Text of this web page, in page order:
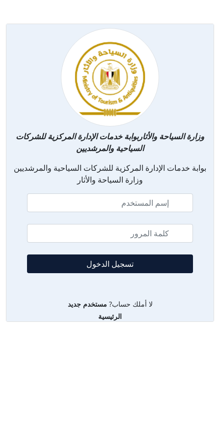
وزارة السياحة والأثاربوابة خدمات الإدارة المركزية للشركات
السياحية والمرشديين
بوابة خدمات الإدارة المركزية للشركات السياحية والمرشديين
وزارة السياحة والأثار
لا أملك حساب? مستخدم جديد
الرئيسية